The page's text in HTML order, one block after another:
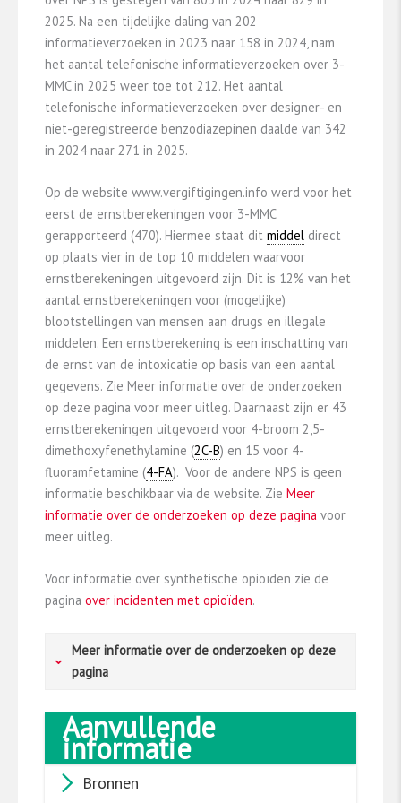
2025. Na een tijdelijke daling van 202
informatieverzoeken in 2023 naar 158 in 2024, nam
het aantal telefonische informatieverzoeken over 3-
MMC in 2025 weer toe tot 212. Het aantal
telefonische informatieverzoeken over designer- en
niet-geregistreerde benzodiazepinen daalde van 342
in 2024 naar 271 in 2025.
Op de website www.vergiftigingen.info werd voor het
eerst de ernstberekeningen voor 3-MMC
gerapporteerd (470). Hiermee staat dit middel direct
op plaats vier in de top 10 middelen waarvoor
ernstberekeningen uitgevoerd zijn. Dit is 12% van het
aantal ernstberekeningen voor (mogelijke)
blootstellingen van mensen aan drugs en illegale
middelen. Een ernstberekening is een inschatting van
de ernst van de intoxicatie op basis van een aantal
gegevens. Zie Meer informatie over de onderzoeken
op deze pagina voor meer uitleg. Daarnaast zijn er 43
ernstberekeningen uitgevoerd voor 4-broom 2,5-
dimethoxyfenethylamine (2C-B) en 15 voor 4-
fluoramfetamine (4-FA). Voor de andere NPS is geen
informatie beschikbaar via de website. Zie Meer
informatie over de onderzoeken op deze pagina voor
meer uitleg.
Voor informatie over synthetische opioïden zie de
pagina over incidenten met opioïden.
Meer informatie over de onderzoeken op deze
pagina
Registratie van drugsgerelateerde incidenten
De Monitor Drugsincidenten (MDI) houdt sinds
2009 jaarlijks gegevens bij over acute
Aanvullende
informatie
Bronnen